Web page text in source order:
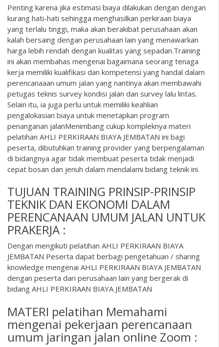
Penting karena jika estimasi biaya dilakukan dengan dengan
kurang hati-hati sehingga menghasilkan perkiraan biaya
yang terlalu tinggi, maka akan berakibat perusahaan akan
kalah bersaing dengan perusahaan lain yang menawarkan
harga lebih rendah dengan kualitas yang sepadan.Training
ini akan membahas mengenai bagaimana seorang tenaga
kerja memiliki kualifikasi dan kompetensi yang handal dalam
perencanaaan umum jalan yang nantinya akan membawahi
petugas teknis survey kondisi jalan dan survey lalu lintas.
Selain itu, ia juga perlu untuk memiliki keahlian
pengalokasian biaya untuk menetapkan program
penanganan jalanMenimbang cukup kompleknya materi
pelatihan AHLI PERKIRAAN BIAYA JEMBATAN ini bagi
peserta, dibutuhkan training provider yang berpengalaman
di bidangnya agar tidak membuat peserta tidak menjadi
cepat bosan dan jenuh dalam mendalami bidang teknik ini.
TUJUAN TRAINING PRINSIP-PRINSIP
TEKNIK DAN EKONOMI DALAM
PERENCANAAN UMUM JALAN UNTUK
PRAKERJA :
Dengan mengikuti pelatihan AHLI PERKIRAAN BIAYA
JEMBATAN Peserta dapat berbagi pengetahuan / sharing
knowledge mengenai AHLI PERKIRAAN BIAYA JEMBATAN
dengan peserta dari perusahaan lain yang bergerak di
bidang AHLI PERKIRAAN BIAYA JEMBATAN
MATERI pelatihan Memahami
mengenai pekerjaan perencanaan
umum jaringan jalan online Zoom :